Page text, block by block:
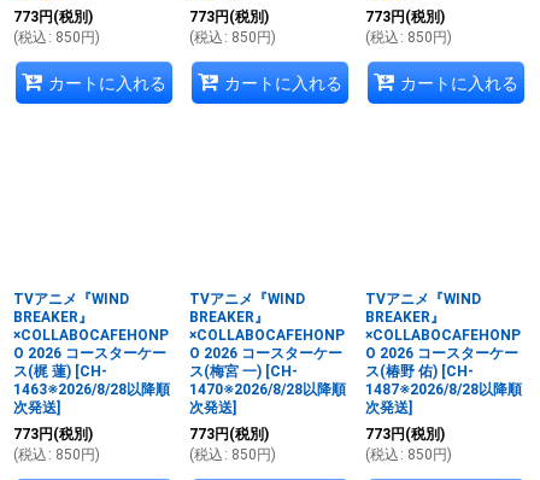
773円 (税別)
(税込 : 850 円)
カートに入れる
773円 (税別)
(税込 : 850 円)
カートに入れる
773円 (税別)
(税込 : 850 円)
カートに入れる
TVアニメ『WIND
BREAKER』
×COLLABOCAFEHONP
O 2026 コースターケー
ス(梶 蓮) [CH-
1463※2026/8/28以降順
次発送]
773円 (税別)
(税込 : 850 円)
TVアニメ『WIND
BREAKER』
×COLLABOCAFEHONP
O 2026 コースターケー
ス(梅宮 一) [CH-
1470※2026/8/28以降順
次発送]
773円 (税別)
(税込 : 850 円)
TVアニメ『WIND
BREAKER』
×COLLABOCAFEHONP
O 2026 コースターケー
ス(椿野 佑) [CH-
1487※2026/8/28以降順
次発送]
773円 (税別)
(税込 : 850 円)